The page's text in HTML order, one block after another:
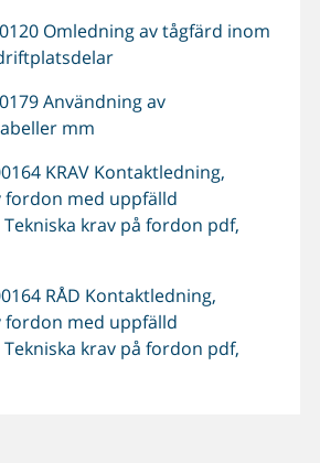
Omledning av tågfärd inom
Användning av
mm
KRAV Kontaktledning,
fordon med uppfälld
krav på fordon pdf,
RÅD Kontaktledning,
fordon med uppfälld
krav på fordon pdf,